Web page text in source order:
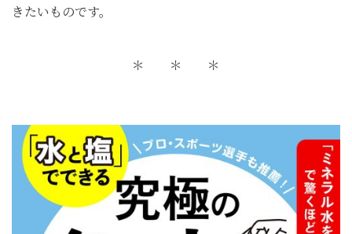
きたいものです。
＊ ＊ ＊